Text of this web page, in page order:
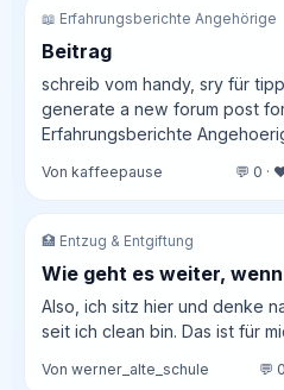
📖 Erfahrungsberichte Angehörige
Beitrag
schreib vom handy, sry für
generate a new forum post
Erfahrungsberichte
Von kaffeepause 💬 0 ·
🏥 Entzug & Entgiftung
Wie geht es weiter,
Also, ich sitz hier und denke
seit ich clean bin. Das ist für
Von werner_alte_schule 💬